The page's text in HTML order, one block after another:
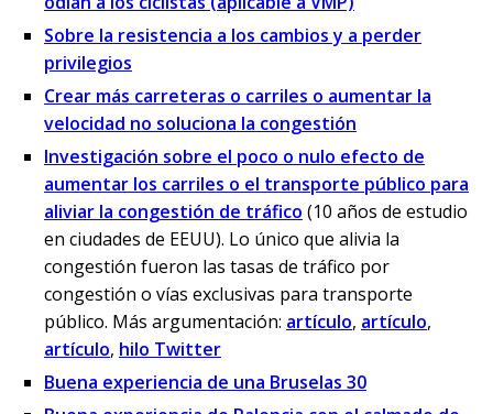
Sobre la resistencia a los cambios y a perder
privilegios
Crear más carreteras o carriles o aumentar la
velocidad no soluciona la congestión
Investigación sobre el poco o nulo efecto de
aumentar los carriles o el transporte público para
aliviar la congestión de tráfico (10 años de estudio
en ciudades de EEUU). Lo único que alivia la
congestión fueron las tasas de tráfico por
congestión o vías exclusivas para transporte
público. Más argumentación: artículo, artículo,
artículo, hilo Twitter
Buena experiencia de una Bruselas 30